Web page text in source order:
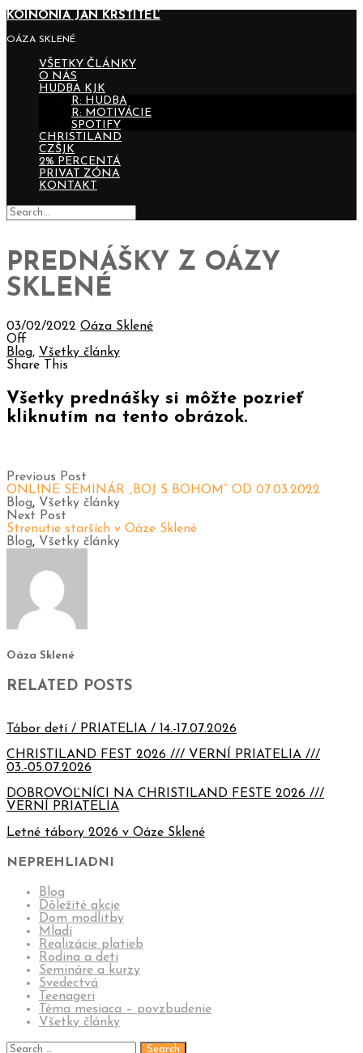
KOINONIA JÁN KRSTITEĽ
OÁZA SKLENÉ
VŠETKY ČLÁNKY
O NÁS
HUDBA KJK
R: HUDBA
R: MOTIVÁCIE
SPOTIFY
CHRISTILAND
CZŠJK
2% PERCENTÁ
PRIVAT ZÓNA
KONTAKT
PREDNÁŠKY Z OÁZY
SKLENÉ
03/02/2022 Oáza Sklené
Off
Blog, Všetky články
Share This
Všetky prednášky si môžte pozrieť
kliknutím na tento obrázok.
Previous Post
ONLINE SEMINÁR „BOJ S BOHOM“ OD 07.03.2022
Blog, Všetky články
Next Post
Strenutie starších v Oáze Sklené
Blog, Všetky články
Oáza Sklené
RELATED POSTS
Tábor detí / PRIATELIA / 14.-17.07.2026
CHRISTILAND FEST 2026 /// VERNÍ PRIATELIA ///
03.-05.07.2026
DOBROVOĽNÍCI NA CHRISTILAND FESTE 2026 ///
VERNÍ PRIATELIA
Letné tábory 2026 v Oáze Sklené
NEPREHLIADNI
Blog
Dôležité akcie
Dom modlitby
Mladí
Realizácie platieb
Rodina a deti
Semináre a kurzy
Svedectvá
Teenageri
Téma mesiaca – povzbudenie
Všetky články